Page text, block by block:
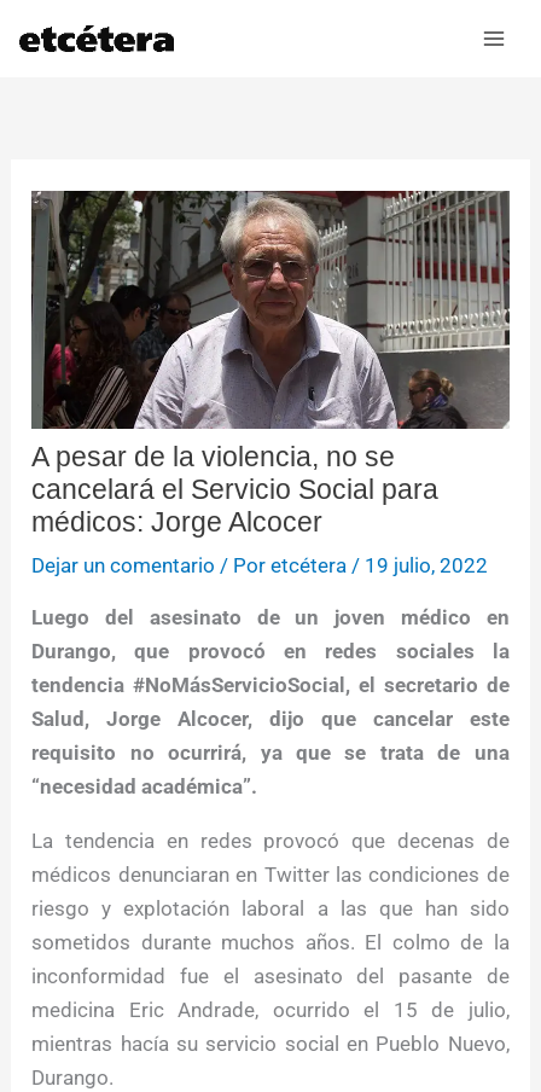
A pesar de la violencia, no se
cancelará el Servicio Social para
médicos: Jorge Alcocer
Dejar un comentario / Poretcétera / 19 julio, 2022
Luego del asesinato de un joven médico en
Durango, que provocó en redes sociales la
tendencia #NoMásServicioSocial, el secretario de
Salud, Jorge Alcocer, dijo que cancelar este
requisito no ocurrirá, ya que se trata de una
“necesidad académica”.
La tendencia en redes provocó que decenas de
médicos denunciaran en Twitter las condiciones de
riesgo y explotación laboral a las que han sido
sometidos durante muchos años. El colmo de la
inconformidad fue el asesinato del pasante de
medicina Eric Andrade, ocurrido el 15 de julio,
mientras hacía su servicio social en Pueblo Nuevo,
Durango.